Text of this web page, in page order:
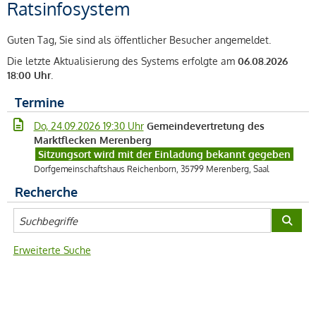
Ratsinfosystem
Guten Tag, Sie sind als öffentlicher Besucher angemeldet.
Die letzte Aktualisierung des Systems erfolgte am 06.08.2026
18:00 Uhr.
Termine
Do, 24.09.2026 19:30 Uhr Gemeindevertretung des
Marktflecken Merenberg
Sitzungsort wird mit der Einladung bekannt gegeben
Dorfgemeinschaftshaus Reichenborn, 35799 Merenberg, Saal
Recherche
Erweiterte Suche